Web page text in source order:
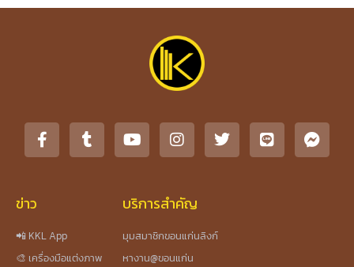
ข่าว
📲 KKL App
🎨 เครื่องมือแต่งภาพ
บริการสำคัญ
มุมสมาชิกขอนแก่นลิงก์
หางาน@ขอนแก่น